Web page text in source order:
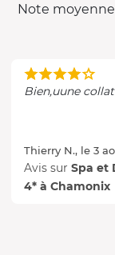
Note
Bien,uune
Thierry N., le 3
Avis sur Spa et
4* à Chamonix